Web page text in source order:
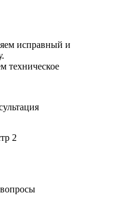
исправный и
техническое
2